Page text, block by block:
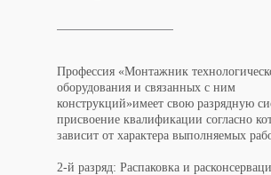
Профессия «Монтажник
оборудования и связанных с ним
конструкций»имеет свою разрядную
присвоение квалификации согласно
зависит от характера выполняемых
2-й разряд: Распаковка и